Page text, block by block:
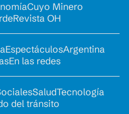
Cuyo Minero
Revista OH
EspectáculosArgentina
En las redes
SaludTecnología
del tránsito